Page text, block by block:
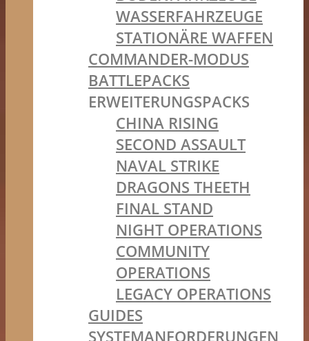
WASSERFAHRZEUGE
STATIONÄRE WAFFEN
COMMANDER-MODUS
BATTLEPACKS
ERWEITERUNGSPACKS
CHINA RISING
SECOND ASSAULT
NAVAL STRIKE
DRAGONS THEETH
FINAL STAND
NIGHT OPERATIONS
COMMUNITY
OPERATIONS
LEGACY OPERATIONS
GUIDES